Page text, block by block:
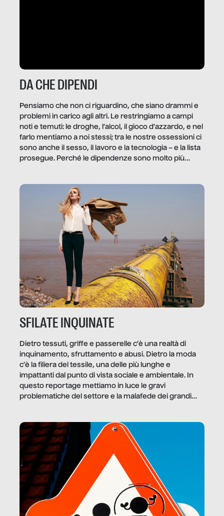
DA CHE DIPENDI
Pensiamo che non ci riguardino, che siano drammi e
problemi in carico agli altri. Le restringiamo a campi
noti e temuti: le droghe, l’alcol, il gioco d’azzardo, e nel
farlo mentiamo a noi stessi; tra le nostre ossessioni ci
sono anche il sesso, il lavoro e la tecnologia – e la lista
prosegue. Perché le dipendenze sono molto più
trae un guadagno. In questo reportage vediamo
quale e come.
SFILATE INQUINATE
Dietro tessuti, griffe e passerelle c’è una realtà di
inquinamento, sfruttamento e abusi. Dietro la moda
c’è la filiera del tessile, una delle più lunghe e
impattanti dal punto di vista sociale e ambientale. In
questo reportage mettiamo in luce le gravi
problematiche del settore e la malafede dei grandi